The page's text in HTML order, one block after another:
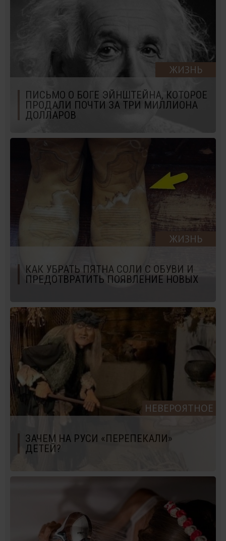
ЖИЗНЬ
ПИСЬМО О БОГЕ ЭЙНШТЕЙНА, КОТОРОЕ
ПРОДАЛИ ПОЧТИ ЗА ТРИ МИЛЛИОНА
ДОЛЛАРОВ
ЖИЗНЬ
КАК УБРАТЬ ПЯТНА СОЛИ С ОБУВИ И
ПРЕДОТВРАТИТЬ ПОЯВЛЕНИЕ НОВЫХ
НЕВЕРОЯТНОЕ
ЗАЧЕМ НА РУСИ «ПЕРЕПЕКАЛИ»
ДЕТЕЙ?